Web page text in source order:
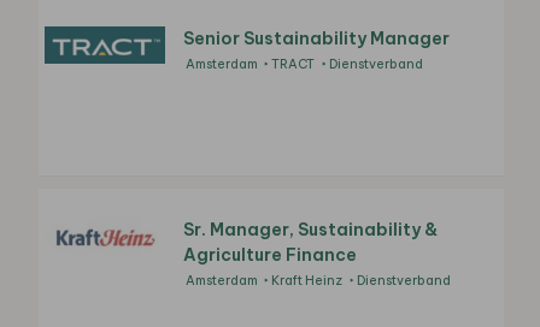
Senior Sustainability Manager
Amsterdam TRACT Dienstverband
Sr. Manager, Sustainability &
Agriculture Finance
Amsterdam Kraft Heinz Dienstverband